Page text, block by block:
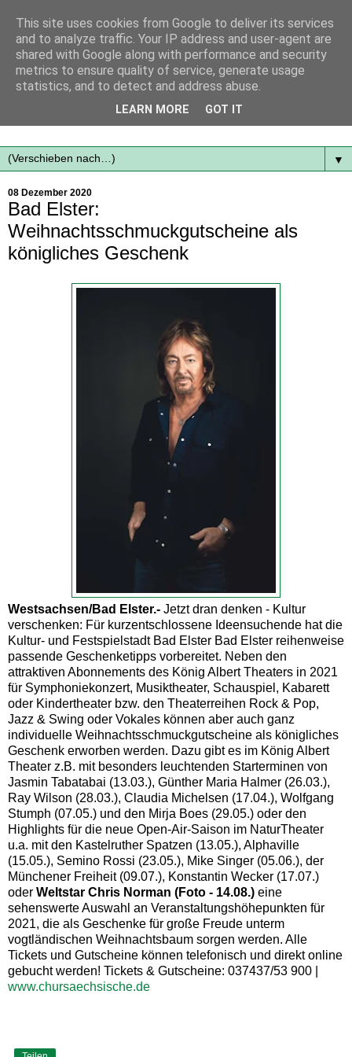
Mit frischen Themen aus der Region immer auf dem
▼
08 Dezember 2020
Bad Elster:
Weihnachtsschmuckgutscheine als
königliches Geschenk
Westsachsen/Bad Elster.- Jetzt dran denken - Kultur
verschenken: Für kurzentschlossene Ideensuchende hat die
Kultur- und Festspielstadt Bad Elster Bad Elster reihenweise
passende Geschenketipps vorbereitet. Neben den
attraktiven Abonnements des König Albert Theaters in 2021
für Symphoniekonzert, Musiktheater, Schauspiel, Kabarett
oder Kindertheater bzw. den Theaterreihen Rock & Pop,
Jazz & Swing oder Vokales können aber auch ganz
individuelle Weihnachtsschmuckgutscheine als königliches
Geschenk erworben werden. Dazu gibt es im König Albert
Theater z.B. mit besonders leuchtenden Starterminen von
Jasmin Tabatabai (13.03.), Günther Maria Halmer (26.03.),
Ray Wilson (28.03.), Claudia Michelsen (17.04.), Wolfgang
Stumph (07.05.) und den Mirja Boes (29.05.) oder den
Highlights für die neue Open-Air-Saison im NaturTheater
u.a. mit den Kastelruther Spatzen (13.05.), Alphaville
(15.05.), Semino Rossi (23.05.), Mike Singer (05.06.), der
Münchener Freiheit (09.07.), Konstantin Wecker (17.07.)
oder Weltstar Chris Norman (Foto - 14.08.) eine
sehenswerte Auswahl an Veranstaltungshöhepunkten für
2021, die als Geschenke für große Freude unterm
vogtländischen Weihnachtsbaum sorgen werden. Alle
Tickets und Gutscheine können telefonisch und direkt online
gebucht werden! Tickets & Gutscheine: 037437/53 900 |
www.chursaechsische.de
This site uses cookies from Google to deliver its services
and to analyze traffic. Your IP address and user-agent are
shared with Google along with performance and security
metrics to ensure quality of service, generate usage
statistics, and to detect and address abuse.
LEARN MORE GOT IT